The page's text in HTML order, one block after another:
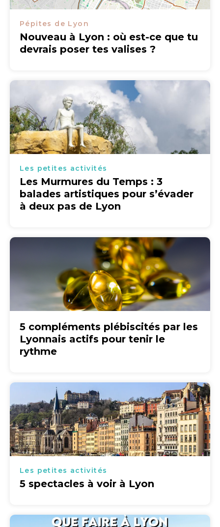
Pépites de Lyon
Nouveau à Lyon : où est-ce que tu
devrais poser tes valises ?
Les petites activités
Les Murmures du Temps : 3
balades artistiques pour s’évader
à deux pas de Lyon
5 compléments plébiscités par les
Lyonnais actifs pour tenir le
rythme
Les petites activités
5 spectacles à voir à Lyon